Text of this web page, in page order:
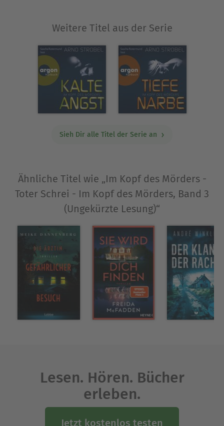
Weitere Titel aus der Serie
Sieh Dir alle Titel der Serie an
Ähnliche Titel wie „Im Kopf des Mörders -
Toter Schrei - Im Kopf des Mörders, Band 3
(Ungekürzte Lesung)“
Lesen. Hören. Bücher
erleben.
Jetzt kostenlos testen